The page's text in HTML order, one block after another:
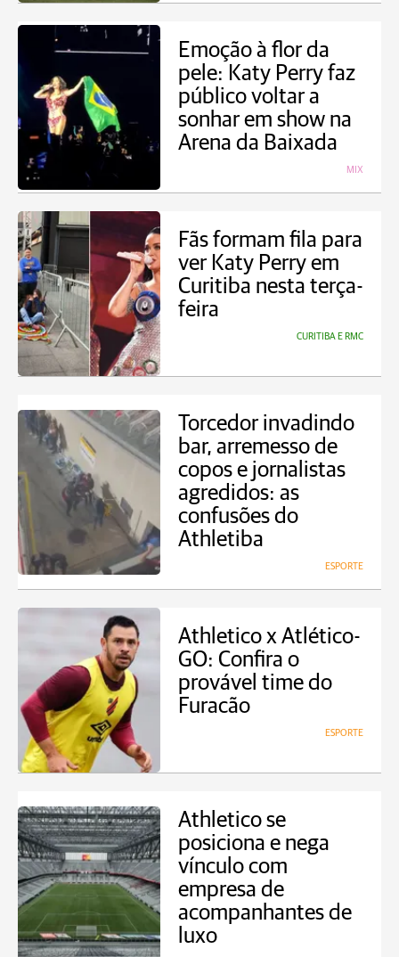
Emoção à flor da
pele: Katy Perry faz
público voltar a
sonhar em show na
Arena da Baixada
MIX
Fãs formam fila para
ver Katy Perry em
Curitiba nesta terça-
feira
CURITIBA E RMC
Torcedor invadindo
bar, arremesso de
copos e jornalistas
agredidos: as
confusões do
Athletiba
ESPORTE
Athletico x Atlético-
GO: Confira o
provável time do
Furacão
ESPORTE
Athletico se
posiciona e nega
vínculo com
empresa de
acompanhantes de
luxo